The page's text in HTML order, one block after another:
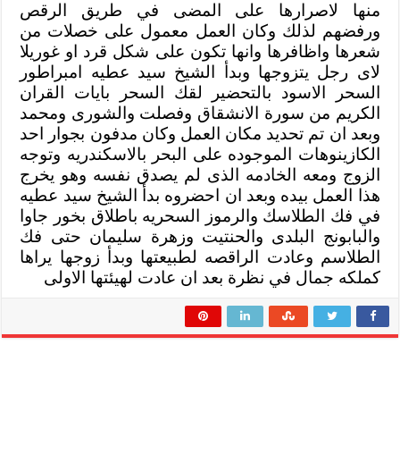
منها لاصرارها على المضى في طريق الرقص
ورفضهم لذلك وكان العمل معمول على خصلات من
شعرها واظافرها وانها تكون على شكل قرد او غوريلا
لاى رجل يتزوجها وبدأ الشيخ سيد عطيه امبراطور
السحر الاسود بالتحضير لقك السحر بايات القران
الكريم من سورة الانشقاق وفصلت والشورى ومحمد
وبعد ان تم تحديد مكان العمل وكان مدفون بجوار احد
الكازينوهات الموجوده على البحر بالاسكندريه وتوجه
الزوج ومعه الخادمه الذى لم يصدق نفسه وهو يخرج
هذا العمل بيده وبعد ان احضروه بدأ الشيخ سيد عطيه
في فك الطلاسك والرموز السحريه باطلاق بخور جاوا
والبابونج البلدى والحنتيت وزهرة سليمان حتى فك
الطلاسم وعادت الراقصه لطبيعتها وبدأ زوجها يراها
كملكه جمال في نظرة بعد ان عادت لهيئتها الاولى